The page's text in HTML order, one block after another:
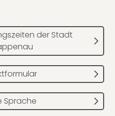
der Stadt
Sprache